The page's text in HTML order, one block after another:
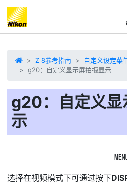
Z 8参考指南
自定义设定菜
g20：自定义显示屏拍摄显示
g20：自定义显
示
选择在视频模式下可通过按下